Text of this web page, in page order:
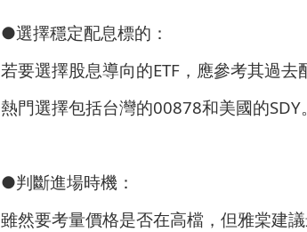
●選擇穩定配息標的：
若要選擇股息導向的ETF，應參考其過
熱門選擇包括台灣的00878和美國的SDY。
●判斷進場時機：
雖然要考量價格是否在高檔，但雅棠建